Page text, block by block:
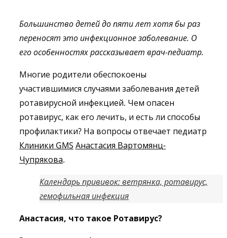
Большинство детей до пяти лет хотя бы раз
переносят это инфекционное заболевание. О
его особенностях рассказывает врач-педиатр.
Многие родители обеспокоены
участившимися случаями заболевания детей
ротавирусной инфекцией. Чем опасен
ротавирус, как его лечить, и есть ли способы
профилактики? На вопросы отвечает педиатр
Клиники GMS Анастасия Вартомянц-
Чупрякова.
Календарь прививок: ветрянка, ротавирус,
гемофильная инфекция
Анастасия, что такое Ротавирус?